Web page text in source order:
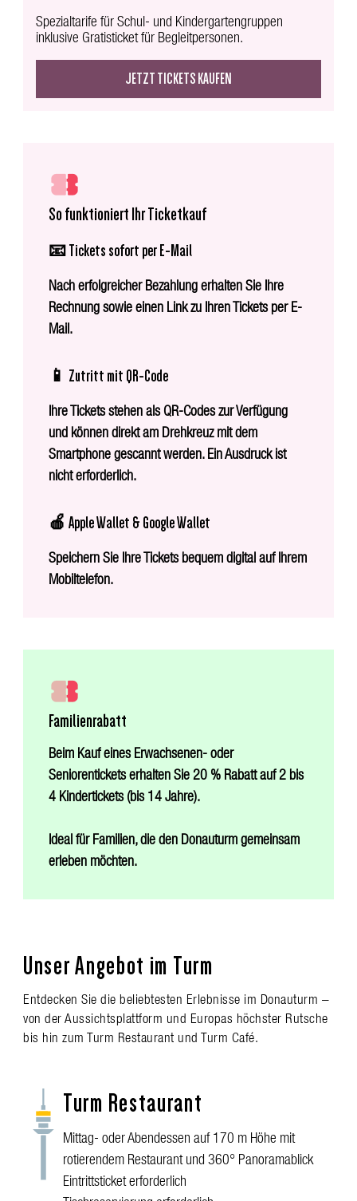
Spezialtarife für Schul- und Kindergartengruppen
inklusive Gratisticket für Begleitpersonen.
JETZT TICKETS KAUFEN
So funktioniert Ihr Ticketkauf
📧 Tickets sofort per E-Mail
Nach erfolgreicher Bezahlung erhalten Sie Ihre
Rechnung sowie einen Link zu Ihren Tickets per E-
Mail.
📱 Zutritt mit QR-Code
Ihre Tickets stehen als QR-Codes zur Verfügung
und können direkt am Drehkreuz mit dem
Smartphone gescannt werden. Ein Ausdruck ist
nicht erforderlich.
🍎 Apple Wallet & Google Wallet
Speichern Sie Ihre Tickets bequem digital auf Ihrem
Mobiltelefon.
Familienrabatt
Beim Kauf eines Erwachsenen- oder
Seniorentickets erhalten Sie 20 % Rabatt auf 2 bis
4 Kindertickets (bis 14 Jahre).
Ideal für Familien, die den Donauturm gemeinsam
erleben möchten.
Unser Angebot im Turm
Entdecken Sie die beliebtesten Erlebnisse im Donauturm –
von der Aussichtsplattform und Europas höchster Rutsche
bis hin zum Turm Restaurant und Turm Café.
Turm Restaurant
Mittag- oder Abendessen auf 170 m Höhe mit
rotierendem Restaurant und 360° Panoramablick
Eintrittsticket erforderlich